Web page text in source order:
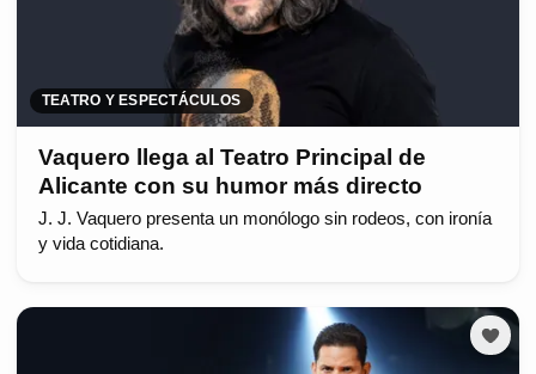
TEATRO Y ESPECTÁCULOS
Vaquero llega al Teatro Principal de
Alicante con su humor más directo
J. J. Vaquero presenta un monólogo sin rodeos, con ironía
y vida cotidiana.